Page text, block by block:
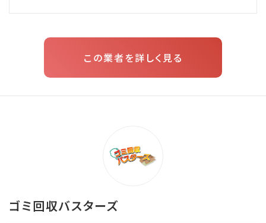
この業者を詳しく見る
ゴミ回収バスターズ